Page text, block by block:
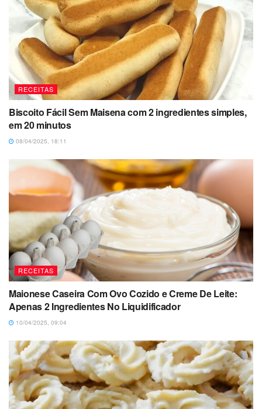
RECEITAS
Biscoito Fácil Sem Maisena com 2 ingredientes simples,
em 20 minutos
08/04/2025, 18:11
RECEITAS
Maionese Caseira Com Ovo Cozido e Creme De Leite:
Apenas 2 Ingredientes No Liquidificador
10/04/2025, 09:04